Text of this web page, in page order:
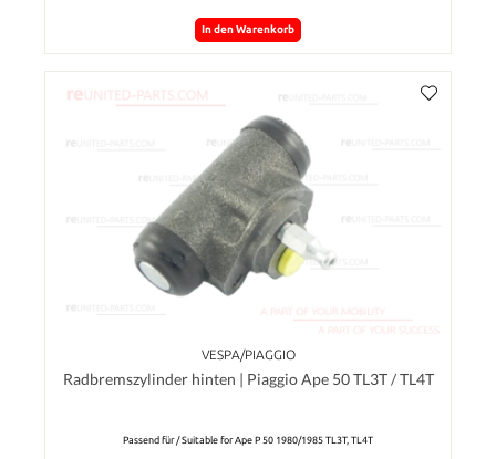
In den Warenkorb
VESPA/PIAGGIO
Radbremszylinder hinten | Piaggio Ape 50 TL3T / TL4T
Passend für / Suitable for Ape P 50 1980/1985 TL3T, TL4T